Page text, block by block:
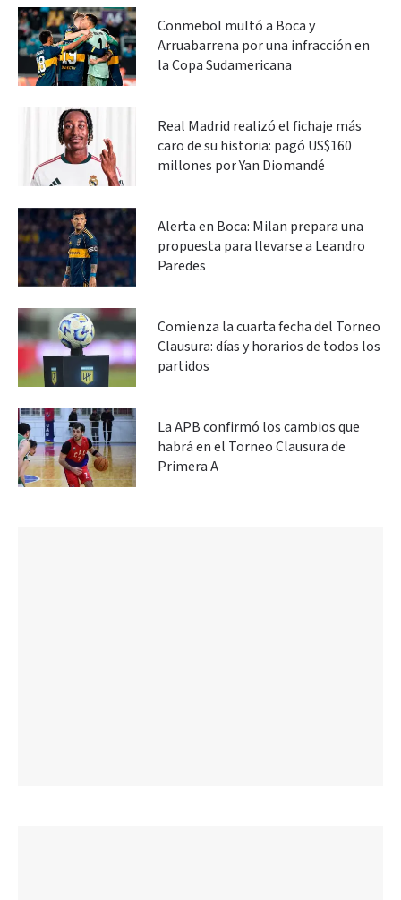
Conmebol multó a Boca y
Arruabarrena por una infracción en
la Copa Sudamericana
Real Madrid realizó el fichaje más
caro de su historia: pagó US$160
millones por Yan Diomandé
Alerta en Boca: Milan prepara una
propuesta para llevarse a Leandro
Paredes
Comienza la cuarta fecha del Torneo
Clausura: días y horarios de todos los
partidos
La APB confirmó los cambios que
habrá en el Torneo Clausura de
Primera A